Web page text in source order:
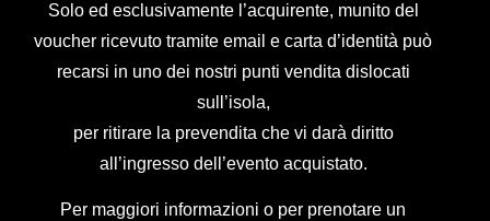
Solo ed esclusivamente l’acquirente, munito del
voucher ricevuto tramite email e carta d’identità può
recarsi in uno dei nostri punti vendita dislocati
sull’isola,
per ritirare la prevendita che vi darà diritto
all’ingresso dell’evento acquistato.
Per maggiori informazioni o per prenotare un